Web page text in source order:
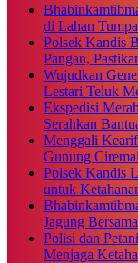
di Lahan
Polsek Kandis
Pangan,
Wujudkan
Lestari Teluk
Ekspedisi
Serahkan
Menggali
Gunung Ciremai
Polsek Kandis
untuk
Jagung
Polisi dan
Menjaga